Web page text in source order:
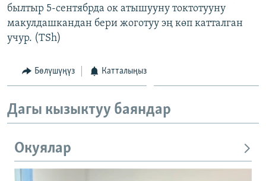
былтыр 5-сентябрда ок атышууну токтотууну
макулдашкандан бери жоготуу эң көп катталган
учур. (TSh)
Бөлүшүңүз Катталыңыз
Дагы кызыктуу баяндар
Окуялар